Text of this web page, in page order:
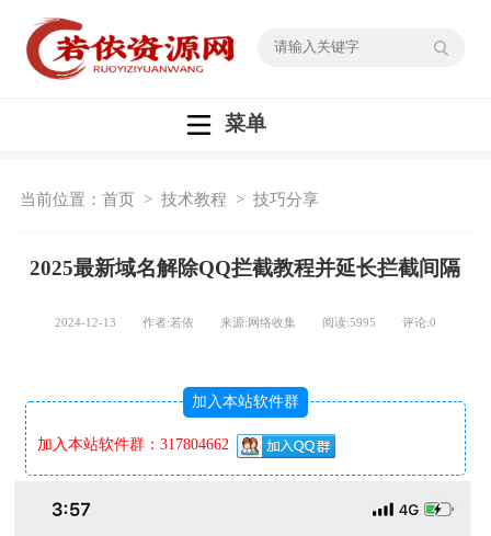
菜单
当前位置：首页 >技术教程 >技巧分享
2025最新域名解除QQ拦截教程并延长拦截间隔
2024-12-13 作者:若依 来源:网络收集 阅读:5995 评论:0
加入本站软件群
加入本站软件群：317804662